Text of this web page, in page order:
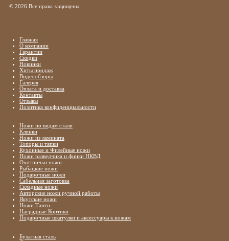
© 2026 Все права защищены
Главная
О компании
Гарантии
Скидки
Новинки
Хиты продаж
Видеообзоры
Галерея
Оплата и доставка
Контакты
Отзывы
Политика конфиденциальности
Ножи по видам стали
Клинки
Ножи из ламината
Топоры и тяпки
Кухонные и Филейные ножи
Ножи разведчика и финки НКВД
Охотничьи ножи
Рыбацкие ножи
Подарочные ножи
Сабельная заготовка
Складные ножи
Авторские ножи ручной работы
Якутские ножи
Ножи Танто
Наградные Кортики
Подарочные шкатулки и аксессуары к ножам
Булатная сталь